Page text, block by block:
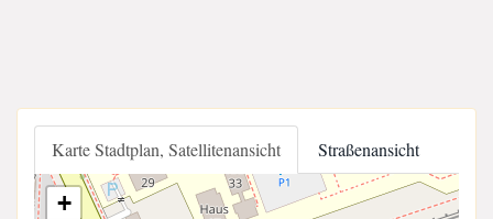
Karte Stadtplan, Satellitenansicht Straßenansicht
+